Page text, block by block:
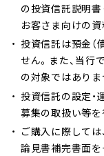
の投資信託説明書
お客さま向けの資
投資信託は預金（
せん。また、当行
の対象ではありま
投資信託の設定
募集の取扱い等を
ご購入に際しては
論見書補完書面